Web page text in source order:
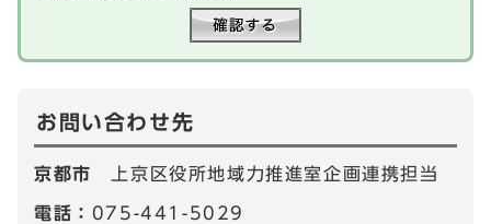
お問い合わせ先
京都市 上京区役所地域力推進室企画連携担当
電話： 075-441-5029